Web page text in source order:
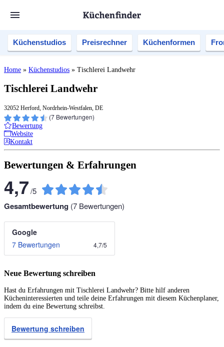
Küchenstudios Preisrechner Küchenformen
Home » Küchenstudios » Tischlerei Landwehr
Tischlerei Landwehr
32052 Herford, Nordrhein-Westfalen, DE
(7 Bewertungen)
Bewertung
Website
Kontakt
Bewertungen & Erfahrungen
4,7/5
Gesamtbewertung (7 Bewertungen)
Google
7 Bewertungen
4,7/5
Neue Bewertung schreiben
Hast du Erfahrungen mit Tischlerei Landwehr? Bitte hilf anderen
Kücheninteressierten und teile deine Erfahrungen mit diesem Küchenplaner,
indem du eine Bewertung schreibst.
Bewertung schreiben